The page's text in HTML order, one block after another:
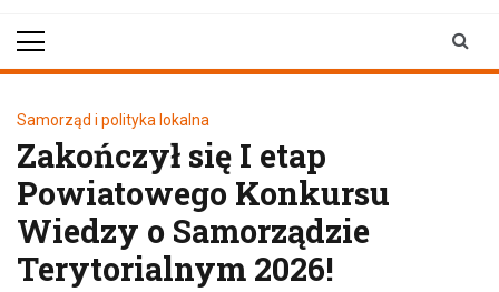
Samorząd i polityka lokalna
Zakończył się I etap
Powiatowego Konkursu
Wiedzy o Samorządzie
Terytorialnym 2026!